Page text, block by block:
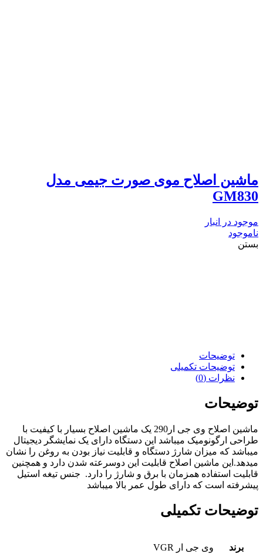
ماشین اصلاح موی صورت جیمی مدل
GM830
موجود در انبار
ناموجود
بستن
توضیحات
توضیحات تکمیلی
نظرات (0)
توضیحات
ماشین اصلاح وی جی ار290 یک ماشین اصلاح بسیار با کیفیت با
طراحی ارگونومیک میباشد این دستگاه دارای یک نمایشگر دیجیتال
میباشد که میزان شارژ دستگاه و قابلیت نیاز بودن به روغن را نشان
میدهد.این ماشین اصلاح قابلیت این دوسرعته شدن دارد و همچنین
قابلیت استفاده همزمان با برق و شارژ را دارد. جنس تیغه استیل
پیشرفته است که دارای طول عمر بالا میباشد
توضیحات تکمیلی
برند وی جی ار VGR